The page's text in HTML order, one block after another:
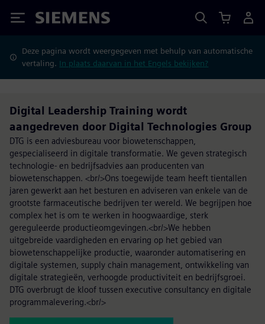
Siemens
Deze pagina wordt weergegeven met behulp van automatische
vertaling. In plaats daarvan in het Engels bekijken?
Digital Leadership Training wordt
aangedreven door Digital Technologies Group
DTG is een adviesbureau voor biowetenschappen,
gespecialiseerd in digitale transformatie. We geven strategisch
technologie- en bedrijfsadvies aan producenten van
biowetenschappen. <br/>Ons toegewijde team heeft tientallen
jaren gewerkt aan het besturen en adviseren van enkele van de
grootste farmaceutische bedrijven ter wereld. We begrijpen hoe
complex het is om te werken in hoogwaardige, sterk
gereguleerde productieomgevingen.<br/>We hebben
uitgebreide vaardigheden en ervaring op het gebied van
biowetenschappelijke productie, waaronder automatisering en
digitale systemen, supply chain management, ontwikkeling van
digitale strategieën, verhoogde productiviteit en bedrijfsgroei.
DTG overbrugt de kloof tussen executive consultancy en digitale
programmalevering.<br/>